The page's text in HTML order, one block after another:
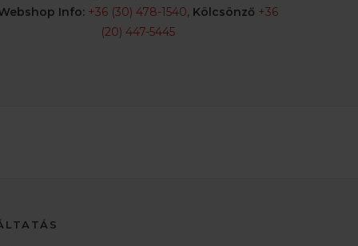
Info: +36 (30) 478-1540, Kölcsönző +36
(20) 447-5445